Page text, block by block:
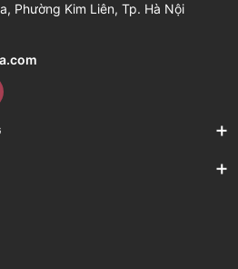
Phường Kim Liên, Tp. Hà Nội